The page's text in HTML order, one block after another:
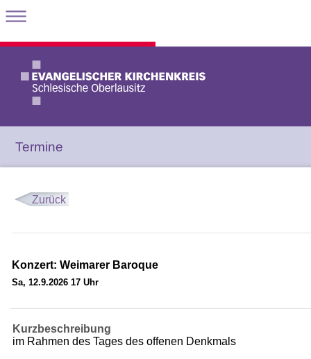
Termine
Zurück
Konzert: Weimarer Baroque
Sa, 12.9.2026 17 Uhr
Kurzbeschreibung
im Rahmen des Tages des offenen Denkmals